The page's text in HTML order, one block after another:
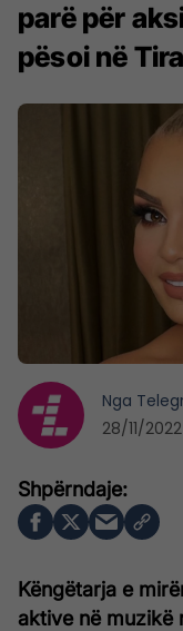
parë për
pësoi në
Këngëtarja e
aktive në muzikë
Nga
28/11/2022